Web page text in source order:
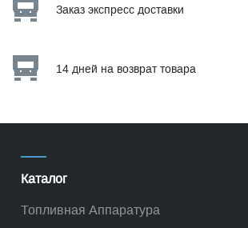
Заказ экспресс доставки
14 дней на возврат товара
Каталог
Топливная Аппаратура